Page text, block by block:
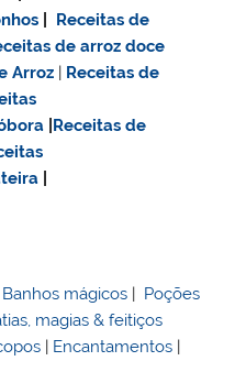
Receitas de
dearroz doce
Arroz
Receitas de
Receitas de
Banhos mágicos | Poções
magias & feitiços
| Encantamentos |